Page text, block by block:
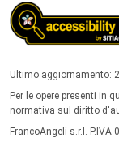
Ultimo aggiornamento:
Per le opere presenti in
normativa sul diritto
FrancoAngeli s.r.l. P.IVA